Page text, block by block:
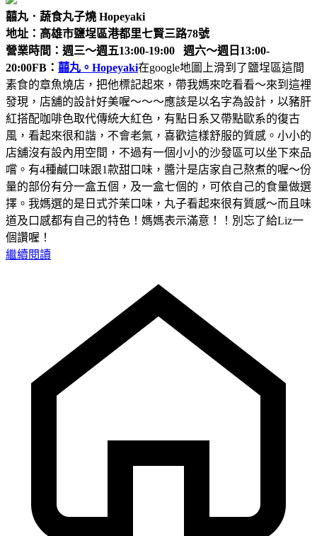
囍丸．蔬食丸子燒 Hopeyaki
地址：高雄市鹽埕區港都里七賢三路78號
營業時間：週三～週五13:00-19:00 週六～週日13:00-
20:00FB： 囍丸。Hopeyaki在google地圖上滑到了鹽埕區這間
素食的章魚燒店，把他標記起來，帶我媽來吃看看～來到這裡
發現，店舖的設計好美喔～～～應該是以名字為設計，以豬肝
紅搭配咖啡色取代傳統大紅色，有點日系又帶點歐系的復古
風，看起來很和諧，不會老氣，喜歡這樣舒服的質感。小小的
店舖沒有設內用空間，不過有一個小小的沙發區可以坐下來品
嚐。有4種鹹口味跟1款甜口味，醬汁是店家自己熬煮的喔～份
量的部份有分一盒五個，及一盒七個的，可依自己的食量做選
擇。我媽選的是日式芥茉口味，丸子看起來很有質感～而且味
道及口感都有自己的特色！媽媽表示滿意！！別忘了給Liz一
個讚喔！
繼續閱讀